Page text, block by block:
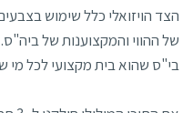
הצד הויזואלי כלל שימוש
של ההווי והמקצוענות של
בי"ס שהוא בית מקצועי לכל מי